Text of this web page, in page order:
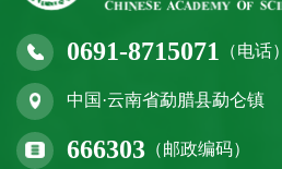
0691-8715071 （电话）
中国·云南省勐腊县勐仑镇
666303 （邮政编码）